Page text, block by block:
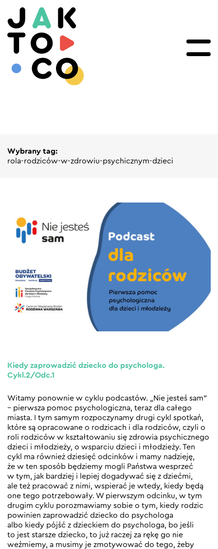
Wybrany tag:
rola-rodziców-w-zdrowiu-psychicznym-dzieci
Kiedy zaprowadzić dziecko do psychologa.
Cykl.2/Odc.1
Witamy ponownie w cyklu podcastów. „Nie jesteś sam”
– pierwsza pomoc psychologiczna, teraz dla całego
miasta. I tym samym rozpoczynamy drugi cykl spotkań,
które są opracowane o rodzicach i dla rodziców, czyli o
roli rodziców w kształtowaniu się zdrowia psychicznego
dzieci i młodzieży, o wsparciu dzieci i młodzieży. Ten
cykl ma również dziesięć odcinków i mamy nadzieję,
że w ten sposób będziemy mogli Państwa wesprzeć
w tym, jak bardziej i lepiej dogadywać się z dziećmi,
ale też pracować z nimi, wspierać je wtedy, kiedy będą
one tego potrzebowały. W pierwszym odcinku, w tym
drugim cyklu porozmawiamy sobie o tym, kiedy rodzic
powinien zaprowadzić dziecko do psychologa
albo kiedy pójść z dzieckiem do psychologa, bo jeśli
to jest starsze dziecko, to już raczej za rękę go nie
weźmiemy, a musimy je zmotywować do tego, żeby